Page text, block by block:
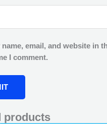
name, email, and website in
I comment.
products